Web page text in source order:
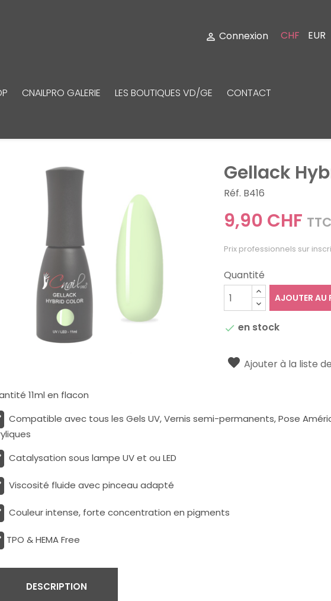
 Connexion CHF EUR
CNAILPRO GALERIE LES BOUTIQUES VD/GE CONTACT
Gellack
Réf. B416
9,90 CHF TTC
Prix professionnels sur
Quantité
AJOUTER AU
 en stock
Ajouter à la liste
11ml en flacon
Compatible avec tous les Gels UV, Vernis semi-permanents, Pose
Catalysation sous lampe UV et ou LED
Viscosité fluide avec pinceau adapté
Couleur intense, forte concentration en pigments
TPO & HEMA Free
DESCRIPTION